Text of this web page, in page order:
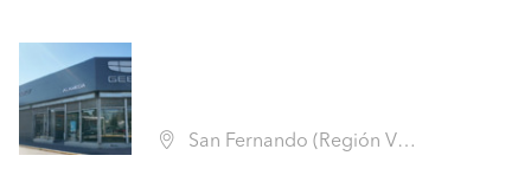
San Fernando (Región VI Libertador B. O'Higgins - Colchagua)